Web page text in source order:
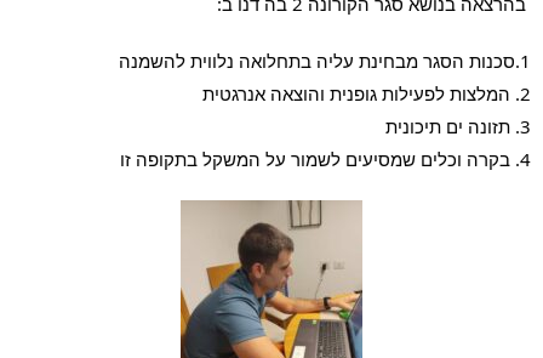
1.סכנות הסגר מבחינת עליה בתחלואה נלווית להשמנה
2. המלצות לפעילות גופנית והוצאה אנרגטית
3. תזונה ים תיכונית
4. בקרה וכלים שמסיעים לשמור על המשקל בתקופה זו